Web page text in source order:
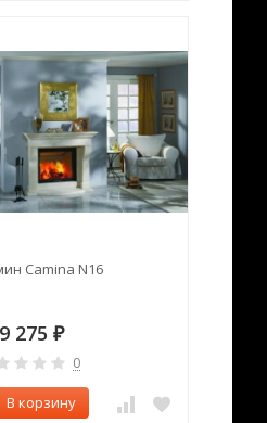
Camina N16
275₽
0
В корзину